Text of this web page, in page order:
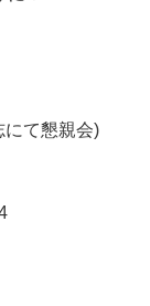
て懇親会)